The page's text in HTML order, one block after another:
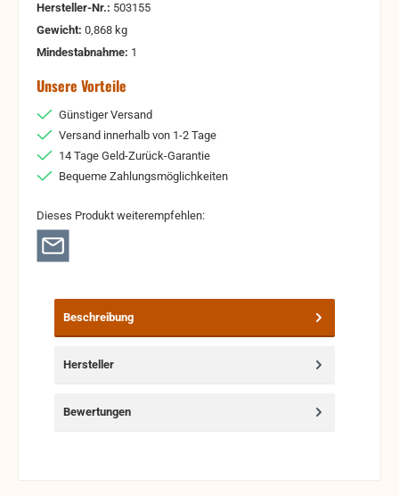
Hersteller-Nr.: 503155
Gewicht: 0,868 kg
Mindestabnahme: 1
Unsere Vorteile
Günstiger Versand
Versand innerhalb von 1-2 Tage
14 Tage Geld-Zurück-Garantie
Bequeme Zahlungsmöglichkeiten
Dieses Produkt weiterempfehlen:
Beschreibung
Hersteller
Bewertungen